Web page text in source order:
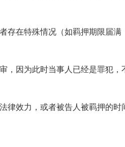
存在特殊情况（如羁押期限届满
，因为此时当事人已经是罪犯，
律效力，或者被告人被羁押的时